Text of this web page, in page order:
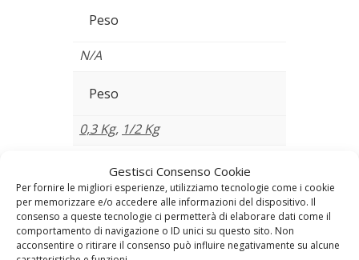
Gestisci Consenso Cookie
Per fornire le migliori esperienze, utilizziamo tecnologie come i cookie
per memorizzare e/o accedere alle informazioni del dispositivo. Il
consenso a queste tecnologie ci permetterà di elaborare dati come il
comportamento di navigazione o ID unici su questo sito. Non
acconsentire o ritirare il consenso può influire negativamente su alcune
Peso
N/A
Peso
0,3 Kg, 1/2 Kg
Prodotti correlati